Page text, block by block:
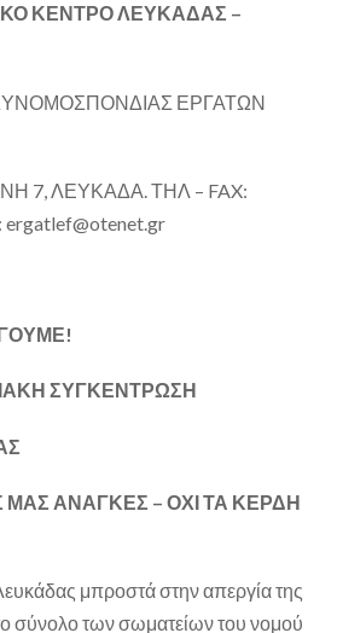
ΚΕΝΤΡΟ ΛΕΥΚΑΔΑΣ –
ΕΡΓΑΤΩΝ
7, ΛΕΥΚΑΔΑ. ΤΗΛ – FAX:
ergatlef@otenet.gr
ΣΥΓΚΕΝΤΡΩΣΗ
ΜΑΣ ΑΝΑΓΚΕΣ – ΟΧΙ ΤΑ ΚΕΡΔΗ
μπροστά στην απεργία της
σύνολο των σωματείων του νομού